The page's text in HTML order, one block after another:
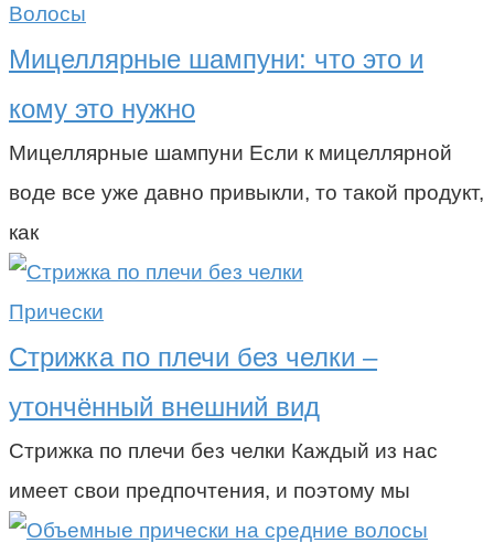
Волосы
Мицеллярные шампуни: что это и
кому это нужно
Мицеллярные шампуни Если к мицеллярной
воде все уже давно привыкли, то такой продукт,
как
Прически
Стрижка по плечи без челки –
утончённый внешний вид
Стрижка по плечи без челки Каждый из нас
имеет свои предпочтения, и поэтому мы